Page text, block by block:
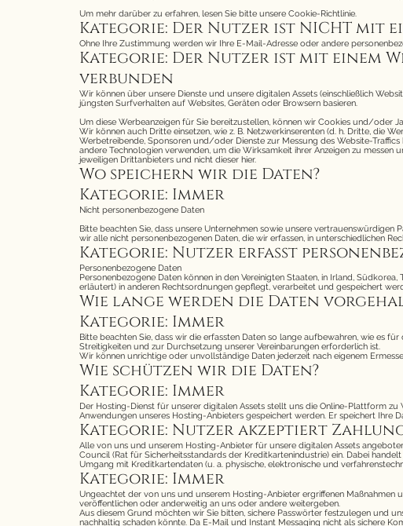
Um mehr darüber zu erfahren, lesen Sie bitte unsere Cookie-Richtlinie.
Kategorie: Der Nutzer ist NICHT mit
Ohne Ihre Zustimmung werden wir Ihre E-Mail-Adresse oder andere
Kategorie: Der Nutzer ist mit einem
verbunden
Wir können über unsere Dienste und unsere digitalen Assets (einschließlich
jüngsten Surfverhalten auf Websites, Geräten oder Browsern basieren.
Um diese Werbeanzeigen für Sie bereitzustellen, können wir Cookies und/oder
Wir können auch Dritte einsetzen, wie z. B. Netzwerkinserenten (d. h. Dritte, die
Werbetreibende, Sponsoren und/oder Dienste zur Messung des Website-
andere Technologien verwenden, um die Wirksamkeit ihrer Anzeigen zu
jeweiligen Drittanbieters und nicht dieser hier.
Wo speichern wir die Daten?
Kategorie: Immer
Nicht personenbezogene Daten
Bitte beachten Sie, dass unsere Unternehmen sowie unsere
wir alle nicht personenbezogenen Daten, die wir erfassen, in unterschiedlichen
Kategorie: Nutzer erfasst
Personenbezogene Daten
Personenbezogene Daten können in den Vereinigten Staaten, in Irland,
erläutert) in anderen Rechtsordnungen gepflegt, verarbeitet und gespeichert
Wie lange werden die Daten
Kategorie: Immer
Bitte beachten Sie, dass wir die erfassten Daten so lange aufbewahren, wie es
Streitigkeiten und zur Durchsetzung unserer Vereinbarungen erforderlich ist.
Wir können unrichtige oder unvollständige Daten jederzeit nach eigenem
Wie schützen wir die Daten?
Kategorie: Immer
Der Hosting-Dienst für unserer digitalen Assets stellt uns die Online-Plattform
Anwendungen unseres Hosting-Anbieters gespeichert werden. Er speichert Ihre
Kategorie: Nutzer akzeptiert
Alle von uns und unserem Hosting-Anbieter für unsere digitalen Assets
Council (Rat für Sicherheitsstandards der Kreditkartenindustrie) ein. Dabei
Umgang mit Kreditkartendaten (u. a. physische, elektronische und
Kategorie: Immer
Ungeachtet der von uns und unserem Hosting-Anbieter ergriffenen Maßnahmen
veröffentlichen oder anderweitig an uns oder andere weitergeben.
Aus diesem Grund möchten wir Sie bitten, sichere Passwörter festzulegen und
nachhaltig schaden könnte. Da E-Mail und Instant Messaging nicht als sichere